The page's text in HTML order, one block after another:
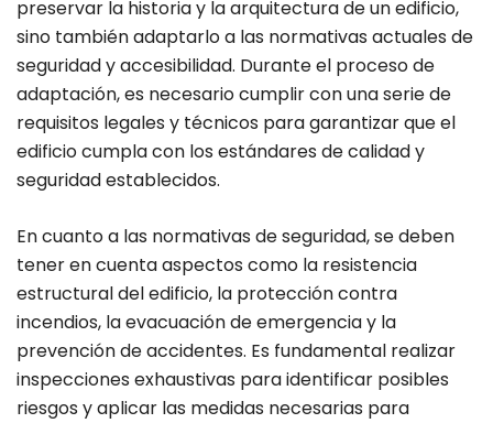
preservar la historia y la arquitectura de un edificio,
sino también adaptarlo a las normativas actuales de
seguridad y accesibilidad. Durante el proceso de
adaptación, es necesario cumplir con una serie de
requisitos legales y técnicos para garantizar que el
edificio cumpla con los estándares de calidad y
seguridad establecidos.
En cuanto a las normativas de seguridad, se deben
tener en cuenta aspectos como la resistencia
estructural del edificio, la protección contra
incendios, la evacuación de emergencia y la
prevención de accidentes. Es fundamental realizar
inspecciones exhaustivas para identificar posibles
riesgos y aplicar las medidas necesarias para